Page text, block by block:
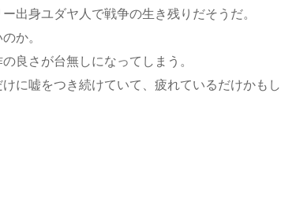
出身ユダヤ人で戦争の生き残りだそうだ。
か。
良さが台無しになってしまう。
に嘘をつき続けていて、疲れているだけかもし